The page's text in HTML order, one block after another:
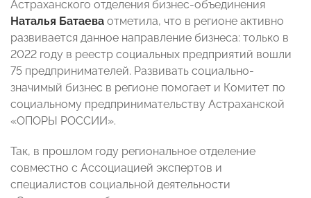
Астраханского отделения бизнес-объединения
Наталья Батаева отметила, что в регионе активно
развивается данное направление бизнеса: только в
2022 году в реестр социальных предприятий вошли
75 предпринимателей. Развивать социально-
значимый бизнес в регионе помогает и Комитет по
социальному предпринимательству Астраханской
«ОПОРЫ РОССИИ».
Так, в прошлом году региональное отделение
совместно с Ассоциацией экспертов и
специалистов социальной деятельности